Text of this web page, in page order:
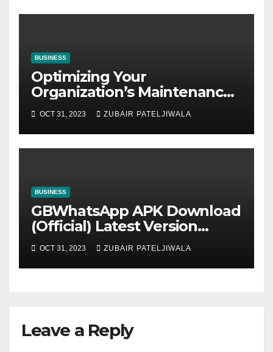
BUSINESS
Optimizing Your
Organization’s Maintenance
Strategy for Efficiency and
Sustainability
OCT 31, 2023 ZUBAIR PATELJIWALA
BUSINESS
GBWhatsApp APK Download
(Official) Latest Version
November 2023
OCT 31, 2023 ZUBAIR PATELJIWALA
Leave a Reply